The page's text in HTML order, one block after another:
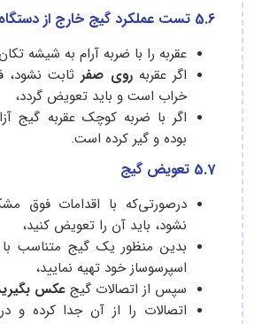
5.6 تست عملکرد گیج خارج از دستگاه
عقربه را با ضربه آرام به شیشه
اگر عقربهروی صفر ثابت نشود،
خراب است و باید تعویض گردد،
اگر با ضربه کوچک عقربه گیج
بوده و گیر کرده است.
5.7 تعویض گیج
درصورتی‌که با اقدامات فوق
نشود، باید آن را تعویض کنید،
بدین منظور یک گیج متناسب
اسپرسوساز خود تهیه نمایید،
سپس از اتصالات گیج عکس
اتصالات را از آن جدا کرده و